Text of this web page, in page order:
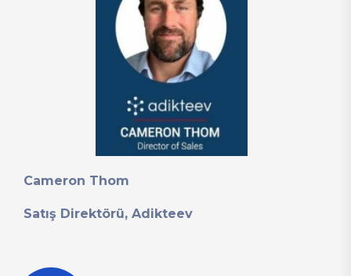
Cameron Thom
Satış Direktörü, Adikteev